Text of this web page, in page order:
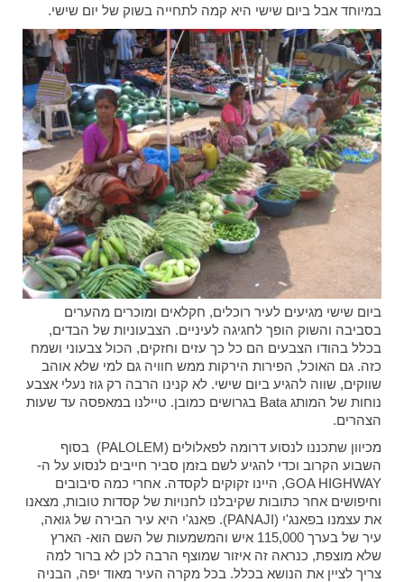
במיוחד אבל ביום שישי היא קמה לתחייה בשוק של יום שישי.
ביום שישי מגיעים לעיר רוכלים, חקלאים ומוכרים מהערים
בסביבה והשוק הופך לחגיגה לעיניים. הצבעוניות של הבדים,
בכלל בהודו הצבעים הם כל כך עזים וחזקים, הכול צבעוני ושמח
כזה. גם האוכל, הפירות הירקות ממש חוויה גם למי שלא אוהב
שווקים, שווה להגיע ביום שישי. לא קנינו הרבה רק גוז נעלי אצבע
נוחות של המותג Bata בגרושים כמובן. טיילנו במאפסה עד שעות
הצהרים.
מכיוון שתכננו לנסוע דרומה לפאלולים (PALOLEM) בסוף
השבוע הקרוב וכדי להגיע לשם בזמן סביר חייבים לנסוע על ה-
GOA HIGHWAY, היינו זקוקים לקסדה. אחרי כמה סיבובים
וחיפושים אחר כתובות שקיבלנו לחנויות של קסדות טובות, מצאנו
את עצמנו בפאנג'י (PANAJI). פאנג'י היא עיר הבירה של גואה,
עיר של בערך 115,000 איש והמשמעות של השם הוא- הארץ
שלא מוצפת, כנראה זה איזור שמוצף הרבה לכן לא ברור למה
צריך לציין את הנושא בכלל. בכל מקרה העיר מאוד יפה, הבניה